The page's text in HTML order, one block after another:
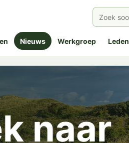
Nieuws Werkgroep Leden
naar